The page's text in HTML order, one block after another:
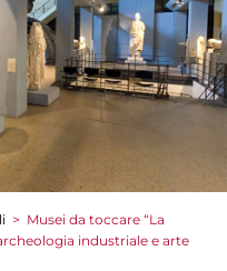
> Musei da toccare “La
industriale e arte